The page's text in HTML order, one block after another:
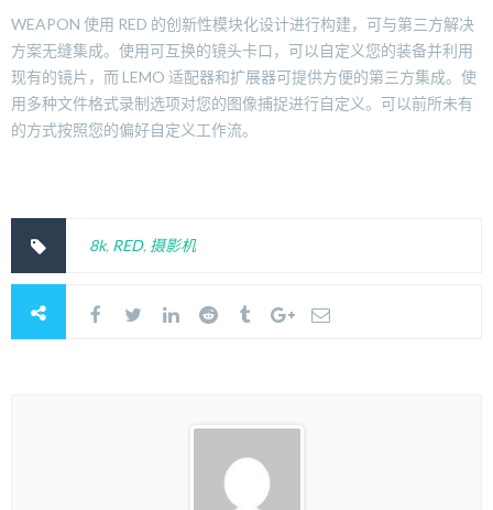
WEAPON 使用 RED 的创新性模块化设计进行构建，可与第三方解决
方案无缝集成。使用可互换的镜头卡口，可以自定义您的装备并利用
现有的镜片，而 LEMO 适配器和扩展器可提供方便的第三方集成。使
用多种文件格式录制选项对您的图像捕捉进行自定义。可以前所未有
的方式按照您的偏好自定义工作流。
8k, RED, 摄影机